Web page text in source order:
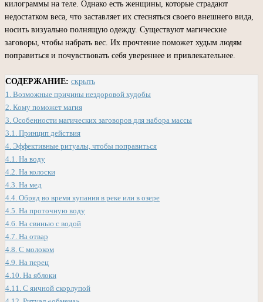
килограммы на теле. Однако есть женщины, которые страдают
недостатком веса, что заставляет их стесняться своего внешнего вида,
носить визуально полнящую одежду. Существуют магические
заговоры, чтобы набрать вес. Их прочтение поможет худым людям
поправиться и почувствовать себя увереннее и привлекательнее.
СОДЕРЖАНИЕ: скрыть
1. Возможные причины нездоровой худобы
2. Кому поможет магия
3. Особенности магических заговоров для набора массы
3.1. Принцип действия
4. Эффективные ритуалы, чтобы поправиться
4.1. На воду
4.2. На колоски
4.3. На мед
4.4. Обряд во время купания в реке или в озере
4.5. На проточную воду
4.6. На свинью с водой
4.7. На отвар
4.8. С молоком
4.9. На перец
4.10. На яблоки
4.11. С яичной скорлупой